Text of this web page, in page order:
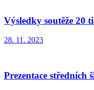
Výsledky soutěže 20
28. 11. 2023
Prezentace středních